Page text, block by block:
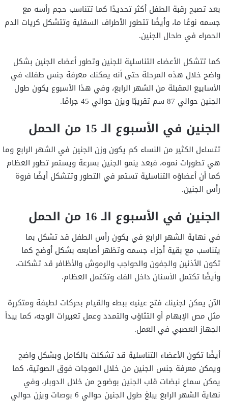
بعد تصبح رقبة الطفل أكثر تحديدًا كما تتناسب حجم رأسه مع
جسمه نوعًا ما، وأيضًا تتطور الأطراف السفلية وتتشكل كريات الدم
الحمراء في طحال الجنين.
كما تتشكل الأعضاء التناسلية للجنين وتطور أعضاء الجنين بشكل
واضح خلال هذه المرحلة حتى أنه يمكنك معرفة جنس طفلك في
الأسابيع المقبلة من الشهر الرابع، وفي هذا الأسبوع يكون طول
الجنين حوالي 87 سم تقريبًا ويزن حوالي 45 جرامًا.
الجنين في الأسبوع الـ 15 من الحمل
تتساءل الكثير من النساء كم يكون وزن الجنين في الشهر الرابع وما
هي تطورات نموه، فبعد ينمو الجنين بسرعة ويستمر تطور العظام
كما أن أعضاؤه التناسلية تستمر في التطور وتتشكل أيضًا فروة
رأس الجنين.
الجنين في الأسبوع الـ 16 من الحمل
في نهاية الشهر الرابع في يكون رأس الطفل قد تشكل بما
يتناسب مع بقية أجزاء جسمه وتظهر أصابعه بشكل أوضح كما
تكون الأذنين والجفون والحواجب والرموش والأظافر قد تشكلت،
وأيضًا تكتمل الأسنان داخل الفك وتكتمل العظام.
الآن يمكن لجنينك فتح عينيه ببطء والقيام بحركات لطيفة ومتكررة
مثل مص الإبهام أو التثاؤب والتمدد وعمل تعبيرات الوجه، كما يبدأ
الجهاز العصبي في العمل.
أيضًا تكون الأعضاء التناسلية قد تشكلت بالكامل وبشكل واضح
ويمكن معرفة جنس الجنين من خلال الموجات فوق الصوتية، كما
يمكن سماع نبضات قلب الجنين بوضوح من خلال الدوبلر، وفي
نهاية الشهر الرابع يبلغ طول الجنين حوالي 6 بوصات ويزن حوالي